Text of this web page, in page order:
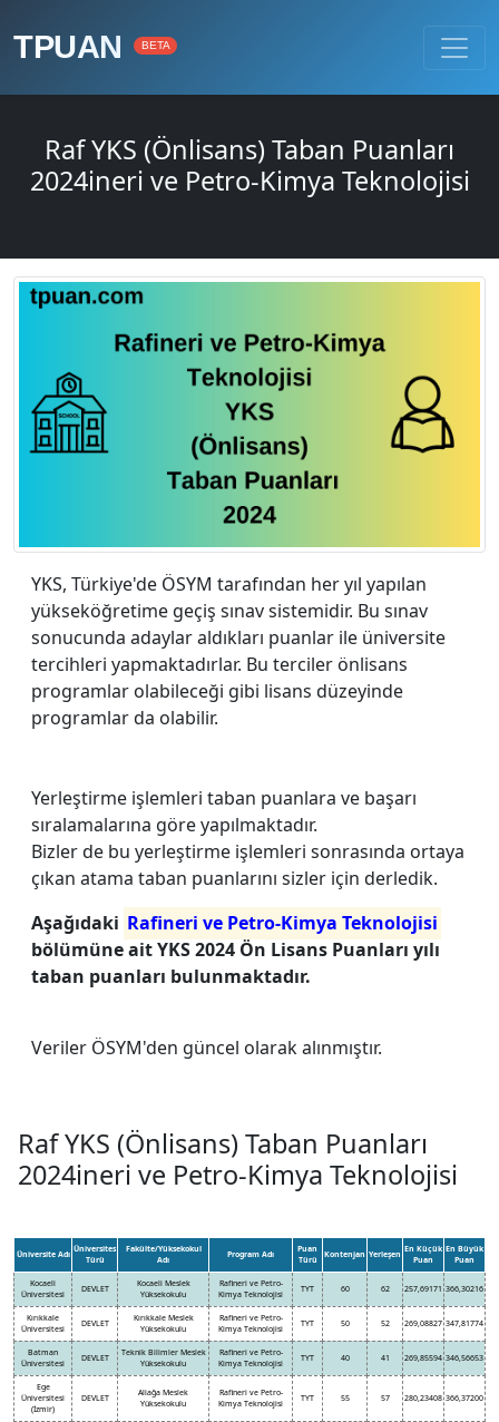
TPUAN BETA
Raf YKS (Önlisans) Taban Puanları
2024ineri ve Petro-Kimya Teknolojisi
YKS, Türkiye'de ÖSYM tarafından her yıl yapılan
yükseköğretime geçiş sınav sistemidir. Bu sınav
sonucunda adaylar aldıkları puanlar ile üniversite
tercihleri yapmaktadırlar. Bu terciler önlisans
programlar olabileceği gibi lisans düzeyinde
programlar da olabilir.
Yerleştirme işlemleri taban puanlara ve başarı
sıralamalarına göre yapılmaktadır.
Bizler de bu yerleştirme işlemleri sonrasında ortaya
çıkan atama taban puanlarını sizler için derledik.
Aşağıdaki Rafineri ve Petro-Kimya Teknolojisi
bölümüne ait YKS 2024 Ön Lisans Puanları yılı
taban puanları bulunmaktadır.
Veriler ÖSYM'den güncel olarak alınmıştır.
Raf YKS (Önlisans) Taban Puanları
2024ineri ve Petro-Kimya Teknolojisi
Üniversite Adı
Üniversites
Türü
Fakülte/Yüksekokul
Adı
Program Adı
Puan
Türü
Kontenjan Yerleşen
En Küçük
Puan
En Büyük
Puan
Kocaeli
Üniversitesi
DEVLET
Kocaeli Meslek
Yüksekokulu
Rafineri ve Petro-
Kimya Teknolojisi
TYT 60 62 257,69171 366,30216
Kırıkkale
Üniversitesi
DEVLET
Kırıkkale Meslek
Yüksekokulu
Rafineri ve Petro-
Kimya Teknolojisi
TYT 50 52 269,08827 347,81774
Batman
Üniversitesi
DEVLET
Teknik Bilimler Meslek
Yüksekokulu
Rafineri ve Petro-
Kimya Teknolojisi
TYT 40 41 269,85594 346,56653
Ege
Üniversitesi
(İzmir)
DEVLET
Aliağa Meslek
Yüksekokulu
Rafineri ve Petro-
Kimya Teknolojisi
TYT 55 57 280,23408 366,37200